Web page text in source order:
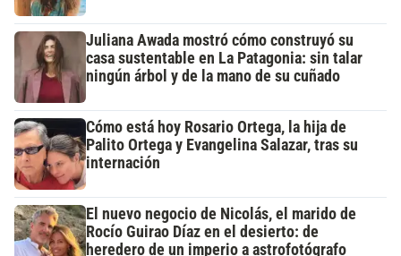
Juliana Awada mostró cómo construyó su
casa sustentable en La Patagonia: sin talar
ningún árbol y de la mano de su cuñado
Cómo está hoy Rosario Ortega, la hija de
Palito Ortega y Evangelina Salazar, tras su
internación
El nuevo negocio de Nicolás, el marido de
Rocío Guirao Díaz en el desierto: de
heredero de un imperio a astrofotógrafo